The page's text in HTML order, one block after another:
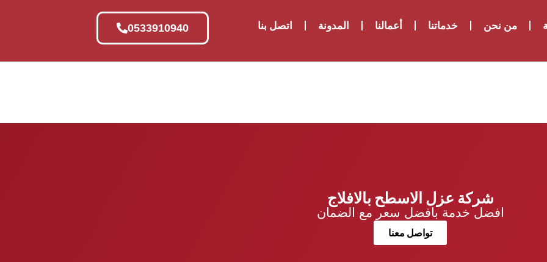
من نحن خدماتنا أعمالنا المدونة اتصل بنا 0533910940
شركة عزل الاسطح بالافلاج
افضل خدمة بافضل سعر مع الضمان
تواصل معنا